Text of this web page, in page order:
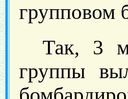
групповом
Так, 3
группы